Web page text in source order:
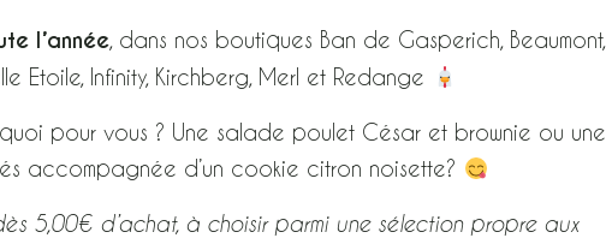
l’année , dans nos boutiques Ban de Gasperich, Beaumont,
Etoile, Infinity, Kirchberg, Merl et Redange
pour vous ? Une salade poulet César et brownie ou une
accompagnée d’un cookie citron noisette?
5,00€ d’achat, à choisir parmi une sélection propre aux